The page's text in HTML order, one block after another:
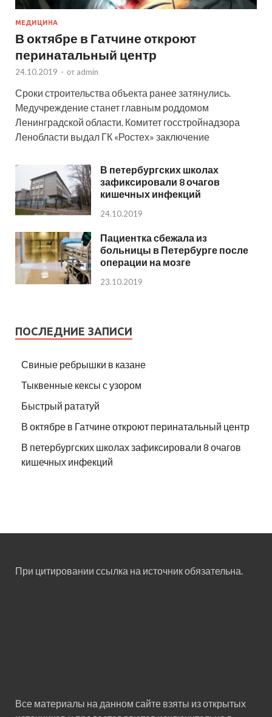
МЕДИЦИНА
В октябре в Гатчине откроют
перинатальный центр
24.10.2019 - от admin
Сроки строительства объекта ранее затянулись.
Медучреждение станет главным роддомом
Ленинградской области. Комитет госстройнадзора
Ленобласти выдал ГК «Ростех» заключение
В петербургских школах
зафиксировали 8 очагов
кишечных инфекций
24.10.2019
Пациентка сбежала из
больницы в Петербурге после
операции на мозге
23.10.2019
ПОСЛЕДНИЕ ЗАПИСИ
Свиные ребрышки в казане
Тыквенные кексы с узором
Быстрый рататуй
В октябре в Гатчине откроют перинатальный центр
В петербургских школах зафиксировали 8 очагов
кишечных инфекций
При цитировании ссылка на источник обязательна.
Все материалы на данном сайте взяты из открытых